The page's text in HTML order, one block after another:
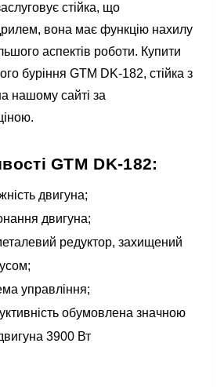
стійка, що
вона має функцію нахилу
аспектів роботи. Купити
буріння GTM DK-182, стійка з
нашому сайті за
GTM DK-182:
двигуна;
двигуна;
редуктор, захищений
управління;
обумовлена значною
3900 Вт